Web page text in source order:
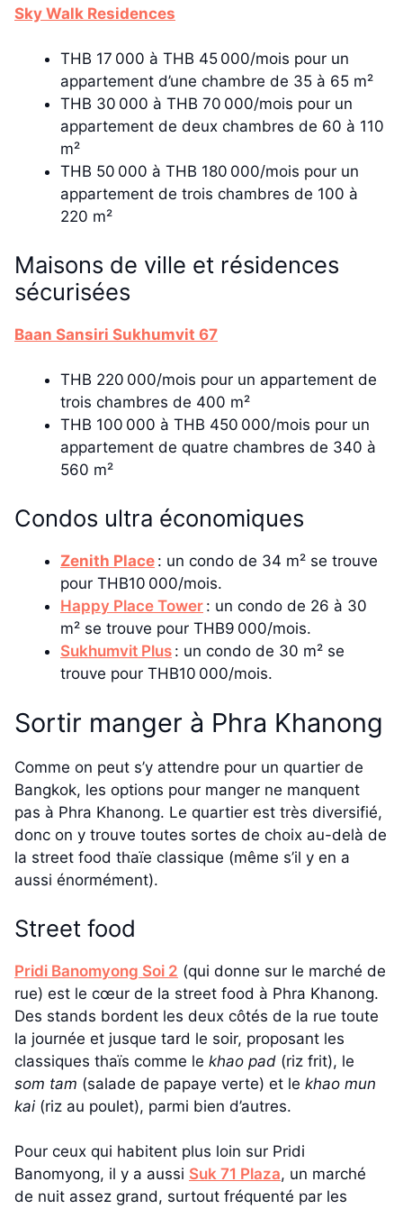
Sky Walk Residences
THB 17 000 à THB 45 000/mois pour un
appartement d’une chambre de 35 à 65 m²
THB 30 000 à THB 70 000/mois pour un
appartement de deux chambres de 60 à 110
m²
THB 50 000 à THB 180 000/mois pour un
appartement de trois chambres de 100 à
220 m²
Maisons de ville et résidences
sécurisées
Baan Sansiri Sukhumvit 67
THB 220 000/mois pour un appartement de
trois chambres de 400 m²
THB 100 000 à THB 450 000/mois pour un
appartement de quatre chambres de 340 à
560 m²
Condos ultra économiques
Zenith Place : un condo de 34 m² se trouve
pour THB10 000/mois.
Happy Place Tower : un condo de 26 à 30
m² se trouve pour THB9 000/mois.
Sukhumvit Plus : un condo de 30 m² se
trouve pour THB10 000/mois.
Sortir manger à Phra Khanong
Comme on peut s’y attendre pour un quartier de
Bangkok, les options pour manger ne manquent
pas à Phra Khanong. Le quartier est très diversifié,
donc on y trouve toutes sortes de choix au-delà de
la street food thaïe classique (même s’il y en a
aussi énormément).
Street food
Pridi Banomyong Soi 2 (qui donne sur le marché de
rue) est le cœur de la street food à Phra Khanong.
Des stands bordent les deux côtés de la rue toute
la journée et jusque tard le soir, proposant les
classiques thaïs comme le khao pad (riz frit), le
som tam (salade de papaye verte) et le khao mun
kai(riz au poulet), parmi bien d’autres.
Pour ceux qui habitent plus loin sur Pridi
Banomyong, il y a aussi Suk 71 Plaza, un marché
de nuit assez grand, surtout fréquenté par les